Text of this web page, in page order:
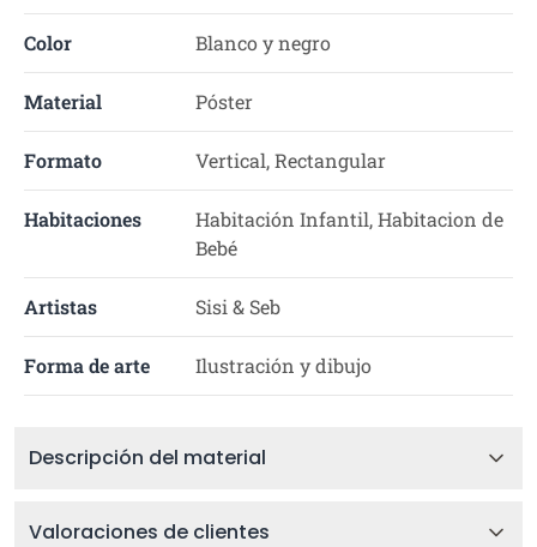
Color Blanco y negro
Material Póster
Formato Vertical, Rectangular
Habitaciones
Habitación Infantil, Habitacion de
Bebé
Artistas Sisi & Seb
Forma de arte Ilustración y dibujo
Descripción del material
Valoraciones de clientes